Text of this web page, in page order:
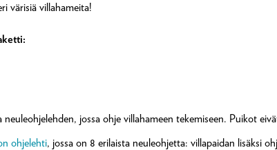
värisiä villahameita!
jossa ohje villahameen tekemiseen. Puikot
ohjelehti, jossa on 8 erilaista neuleohjetta: villapaidan lisäksi